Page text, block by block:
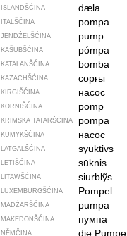
ISLANDŠĆINA dæla
ITALŠĆINA pompa
JENDŹELŠĆINA pump
KAŠUBŠĆINA pómpa
KATALANŠĆINA bomba
KAZACHŠĆINA сорғы
KIRGIŠĆINA насос
KORNIŠĆINA pomp
KRIMSKA TATARŠĆINA pompa
KUMYKŠĆINA насос
LATGALŠĆINA syuktivs
LETIŠĆINA sūknis
LITAWŠĆINA siurblỹs
LUXEMBURGŠĆINA Pompel
MADŹARŠĆINA pumpa
MAKEDONŠĆINA пумпа
NĚMČINA die Pumpe